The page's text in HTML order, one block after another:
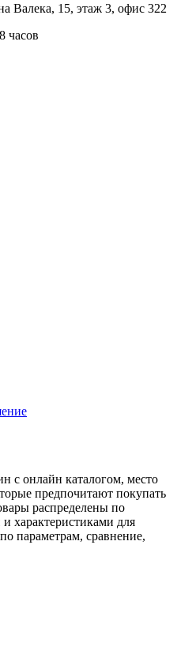
Валека, 15, этаж 3, офис 322
часов
с онлайн каталогом, место
предпочитают покупать
распределены по
характеристиками для
параметрам, сравнение,